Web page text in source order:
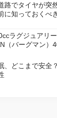
路でタイヤが突
に知っておくべ
ラグジュアリ
（バーグマン）
日に発売
、どこまで安全